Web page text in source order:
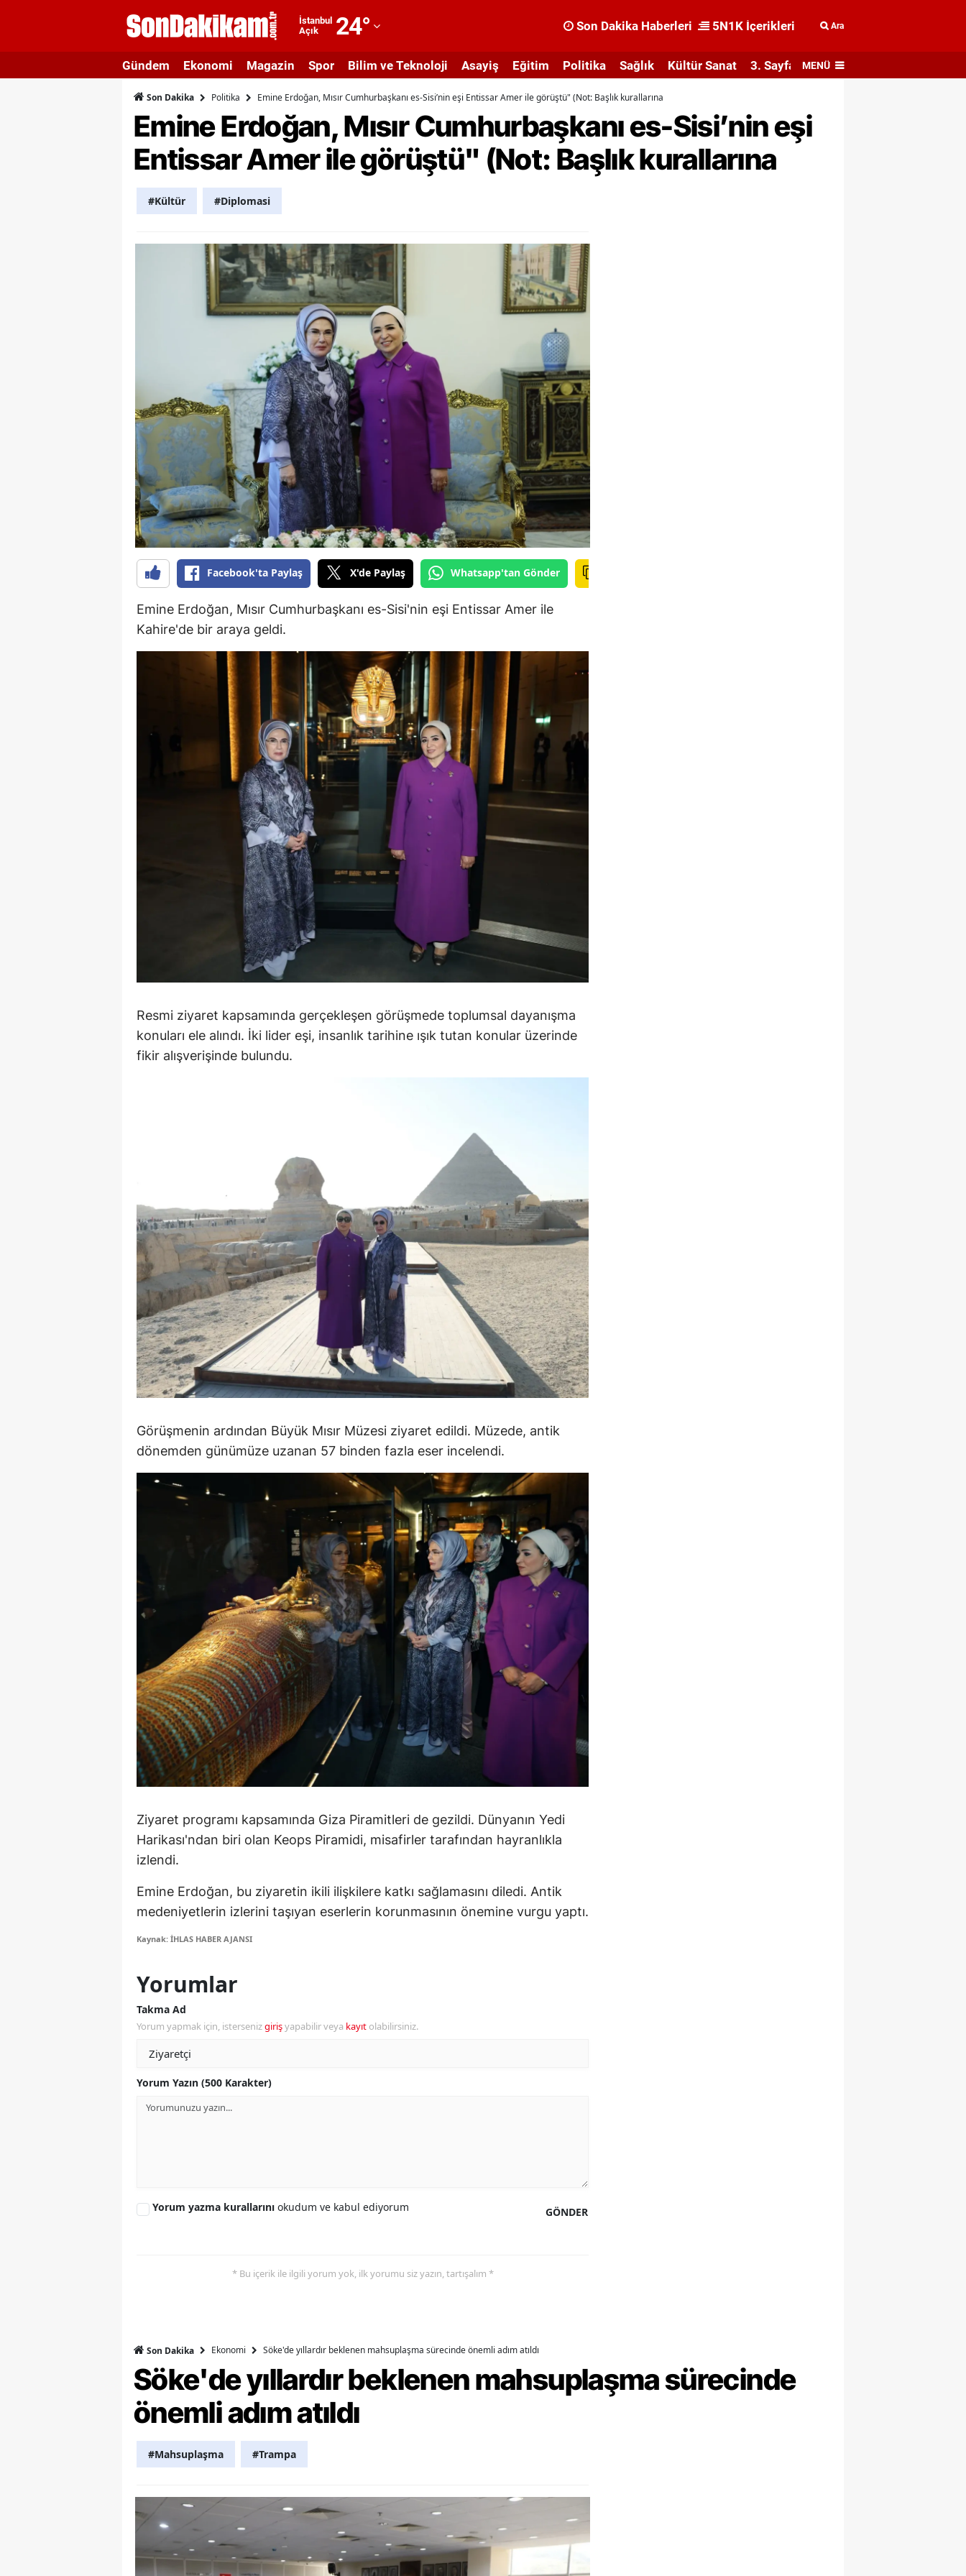
İstanbul
Açık
24°
Adıyaman
Afyonkarahisar
Ağrı
Amasya
Artvin
Aydın
Balıkesir
Bilecik
Bingöl
Bitlis
Bolu
Burdur
Bursa
Çanakkale
Çankırı
Çorum
Denizli
Edirne
Erzincan
Erzurum
Eskişehir
Gaziantep
Giresun
Gümüşhane
Hakkari
Hatay
Mersin
İstanbul
İzmir
Kırklareli
Kırşehir
Kocaeli
Konya
Kütahya
Malatya
Manisa
Kahramanmaraş
Mardin
Muğla
Muş
Nevşehir
Niğde
Ordu
Rize
Sakarya
Samsun
Siirt
Sinop
Tekirdağ
Tokat
Trabzon
Tunceli
Uşak
Yalova
Osmaniye
Düzce
Son Dakika Haberleri 5N1K İçerikleri Ara
Gündem Ekonomi Magazin Spor Bilim ve Teknoloji Asayiş Eğitim Politika Sağlık Kültür Sanat 3. Sayfa MENÜ
Son Dakika Politika Emine Erdoğan, Mısır Cumhurbaşkanı es-Sisi’nin eşi Entissar Amer ile görüştü" (Not: Başlık kurallarına
Emine Erdoğan, Mısır Cumhurbaşkanı es-Sisi’nin eşi
Entissar Amer ile görüştü" (Not: Başlık kurallarına
#Kültür #Diplomasi
Facebook'ta Paylaş X'de Paylaş Whatsapp'tan Gönder
Emine Erdoğan, Mısır Cumhurbaşkanı es-Sisi'nin eşi Entissar Amer ile
Kahire'de bir araya geldi.
Resmi ziyaret kapsamında gerçekleşen görüşmede toplumsal dayanışma
konuları ele alındı. İki lider eşi, insanlık tarihine ışık tutan konular üzerinde
fikir alışverişinde bulundu.
Görüşmenin ardından Büyük Mısır Müzesi ziyaret edildi. Müzede, antik
dönemden günümüze uzanan 57 binden fazla eser incelendi.
Ziyaret programı kapsamında Giza Piramitleri de gezildi. Dünyanın Yedi
Harikası'ndan biri olan Keops Piramidi, misafirler tarafından hayranlıkla
izlendi.
Emine Erdoğan, bu ziyaretin ikili ilişkilere katkı sağlamasını diledi. Antik
medeniyetlerin izlerini taşıyan eserlerin korunmasının önemine vurgu yaptı.
Kaynak: İHLAS HABER AJANSI
Yorumlar
Takma Ad
Yorum yapmak için, istersenizgirişyapabilir veya kayıt olabilirsiniz.
Yorum Yazın (500 Karakter)
GÖNDER
Yorum yazma kurallarını okudum ve kabul ediyorum
* Bu içerik ile ilgili yorum yok, ilk yorumu siz yazın, tartışalım *
Son Dakika Ekonomi Söke'de yıllardır beklenen mahsuplaşma sürecinde önemli adım atıldı
Söke'de yıllardır beklenen mahsuplaşma sürecinde
önemli adım atıldı
#Mahsuplaşma #Trampa